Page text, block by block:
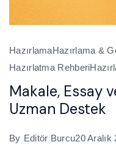
HazırlamaHazırlama &
Hazırlatma Rehberi
Makale, Essay
Uzman Destek
By Editör Burcu20 Aralık